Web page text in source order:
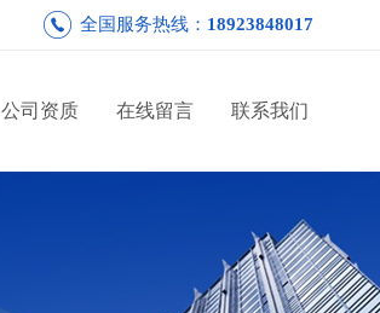
全国服务热线： 18923848017
公司资质 在线留言 联系我们